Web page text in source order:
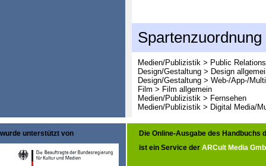
Spartenzuordnung
Medien/Publizistik > Public
Design/Gestaltung > Design
Design/Gestaltung > Web-/App-/
Film > Film allgemein
Medien/Publizistik > Fernsehen
Medien/Publizistik > Digital Media/
wurde unterstützt von
Die Online-Ausgabe des Handbuchs
ist ein Service der ARCult Media